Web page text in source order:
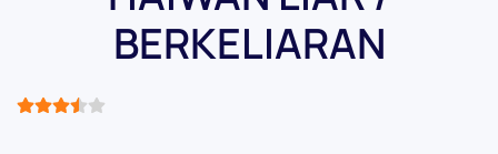
BERKELIARAN
User Rating: